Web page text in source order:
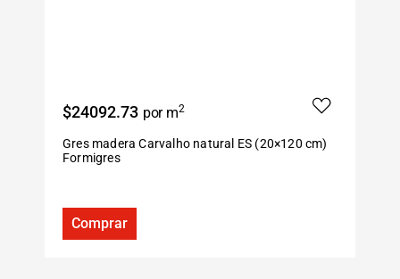
$24092.73 por m2
Gres madera Carvalho natural ES (20×120 cm)
Formigres
Comprar